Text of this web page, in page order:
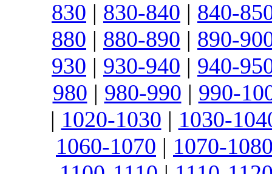
830 | 830-840 | 840-
880 | 880-890 | 890-
930 | 930-940 | 940-
980 | 980-990 | 990-
| 1020-1030 | 1030-
1060-1070 | 1070-